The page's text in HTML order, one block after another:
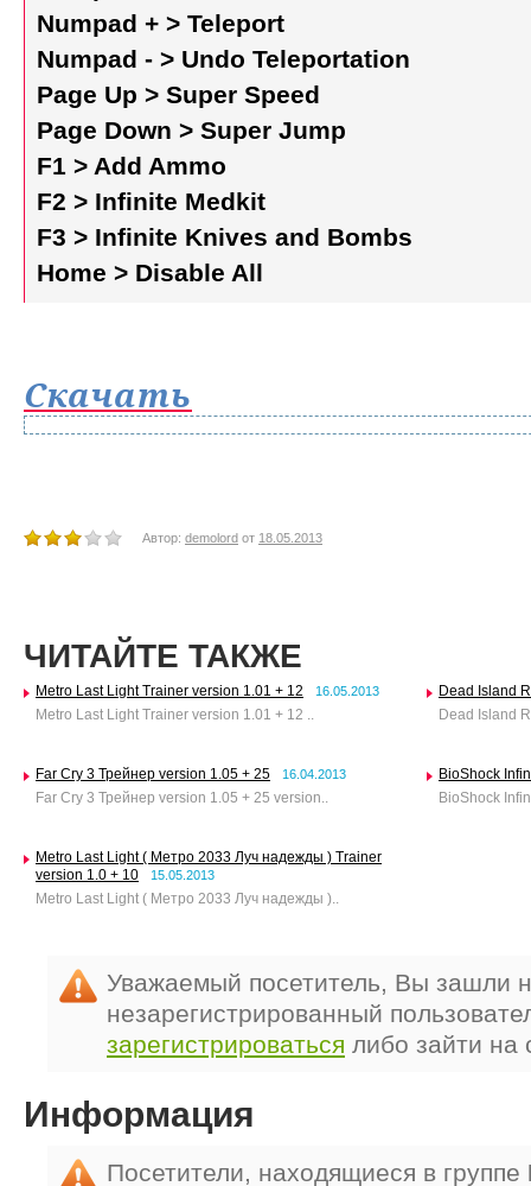
Numpad + > Teleport
Numpad - > Undo Teleportation
Page Up > Super Speed
Page Down > Super Jump
F1 > Add Ammo
F2 > Infinite Medkit
F3 > Infinite Knives and Bombs
Home > Disable All
Скачать
Автор: demolord от 18.05.2013
ЧИТАЙТЕ ТАКЖЕ
Metro Last Light Trainer version 1.01 + 12 16.05.2013
Metro Last Light Trainer version 1.01 + 12 ..
Dead Island
Dead Island
Far Cry 3 Трейнер version 1.05 + 25 16.04.2013
Far Cry 3 Трейнер version 1.05 + 25 version..
BioShock
BioShock
Metro Last Light ( Метро 2033 Луч надежды ) Trainer
version 1.0 + 10
15.05.2013
Metro Last Light ( Метро 2033 Луч надежды )..
Уважаемый посетитель, Вы зашли
незарегистрированный
зарегистрироваться либо зайти на
Информация
Посетители, находящиеся в группе